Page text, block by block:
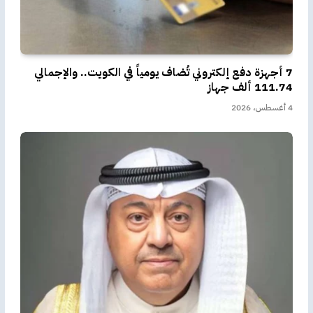
7 أجهزة دفع إلكتروني تُضاف يومياً في الكويت.. والإجمالي
111.74 ألف جهاز
4 أغسطس، 2026